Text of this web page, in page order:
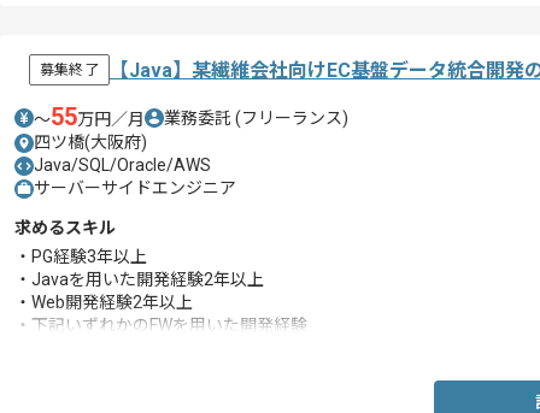
募集終了 【Java】某繊維会社向けEC基盤データ統合開発
〜55万円／月 業務委託 (フリーランス)
四ツ橋(大阪府)
Java/SQL/Oracle/AWS
サーバーサイドエンジニア
求めるスキル
・PG経験3年以上
・Javaを用いた開発経験2年以上
・Web開発経験2年以上
・下記いずれかのFWを用いた開発経験